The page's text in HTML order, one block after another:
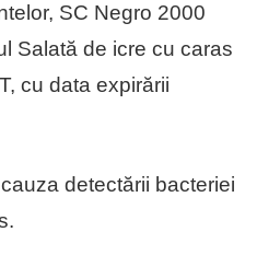
SC Negro 2000
Salată de icre cu caras
cu data expirării
detectării bacteriei